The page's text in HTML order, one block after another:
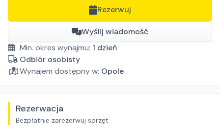
Rezerwuj
Wyślij wiadomość
Min. okres wynajmu: 1 dzień
Odbiór osobisty
Wynajem dostępny w: Opole
Rezerwacja
Bezpłatnie zarezerwuj sprzęt